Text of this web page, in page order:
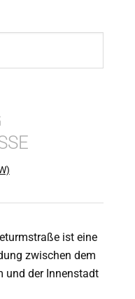
ist eine
zwischen dem
und der Innenstadt